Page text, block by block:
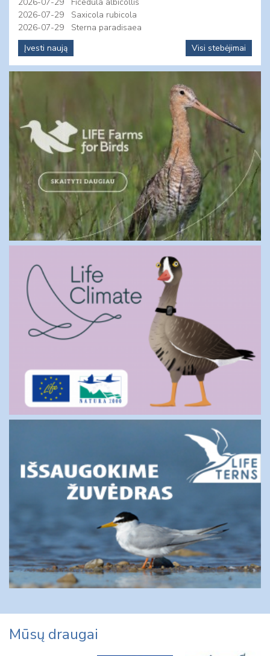
2026-07-29
Saxicola rubicola
2026-07-29
Sterna paradisaea
Įvesti naują
Visi stebėjimai
Mūsų draugai